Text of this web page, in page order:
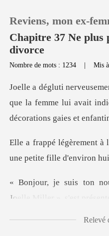
Recharger
Déconnexion
Reviens, mon ex-
Chapitre 37 Ne
divorce
Nombre de mots : 1234 |Mis
que la femme lui avait
une p
Joelle Mill
Relevé